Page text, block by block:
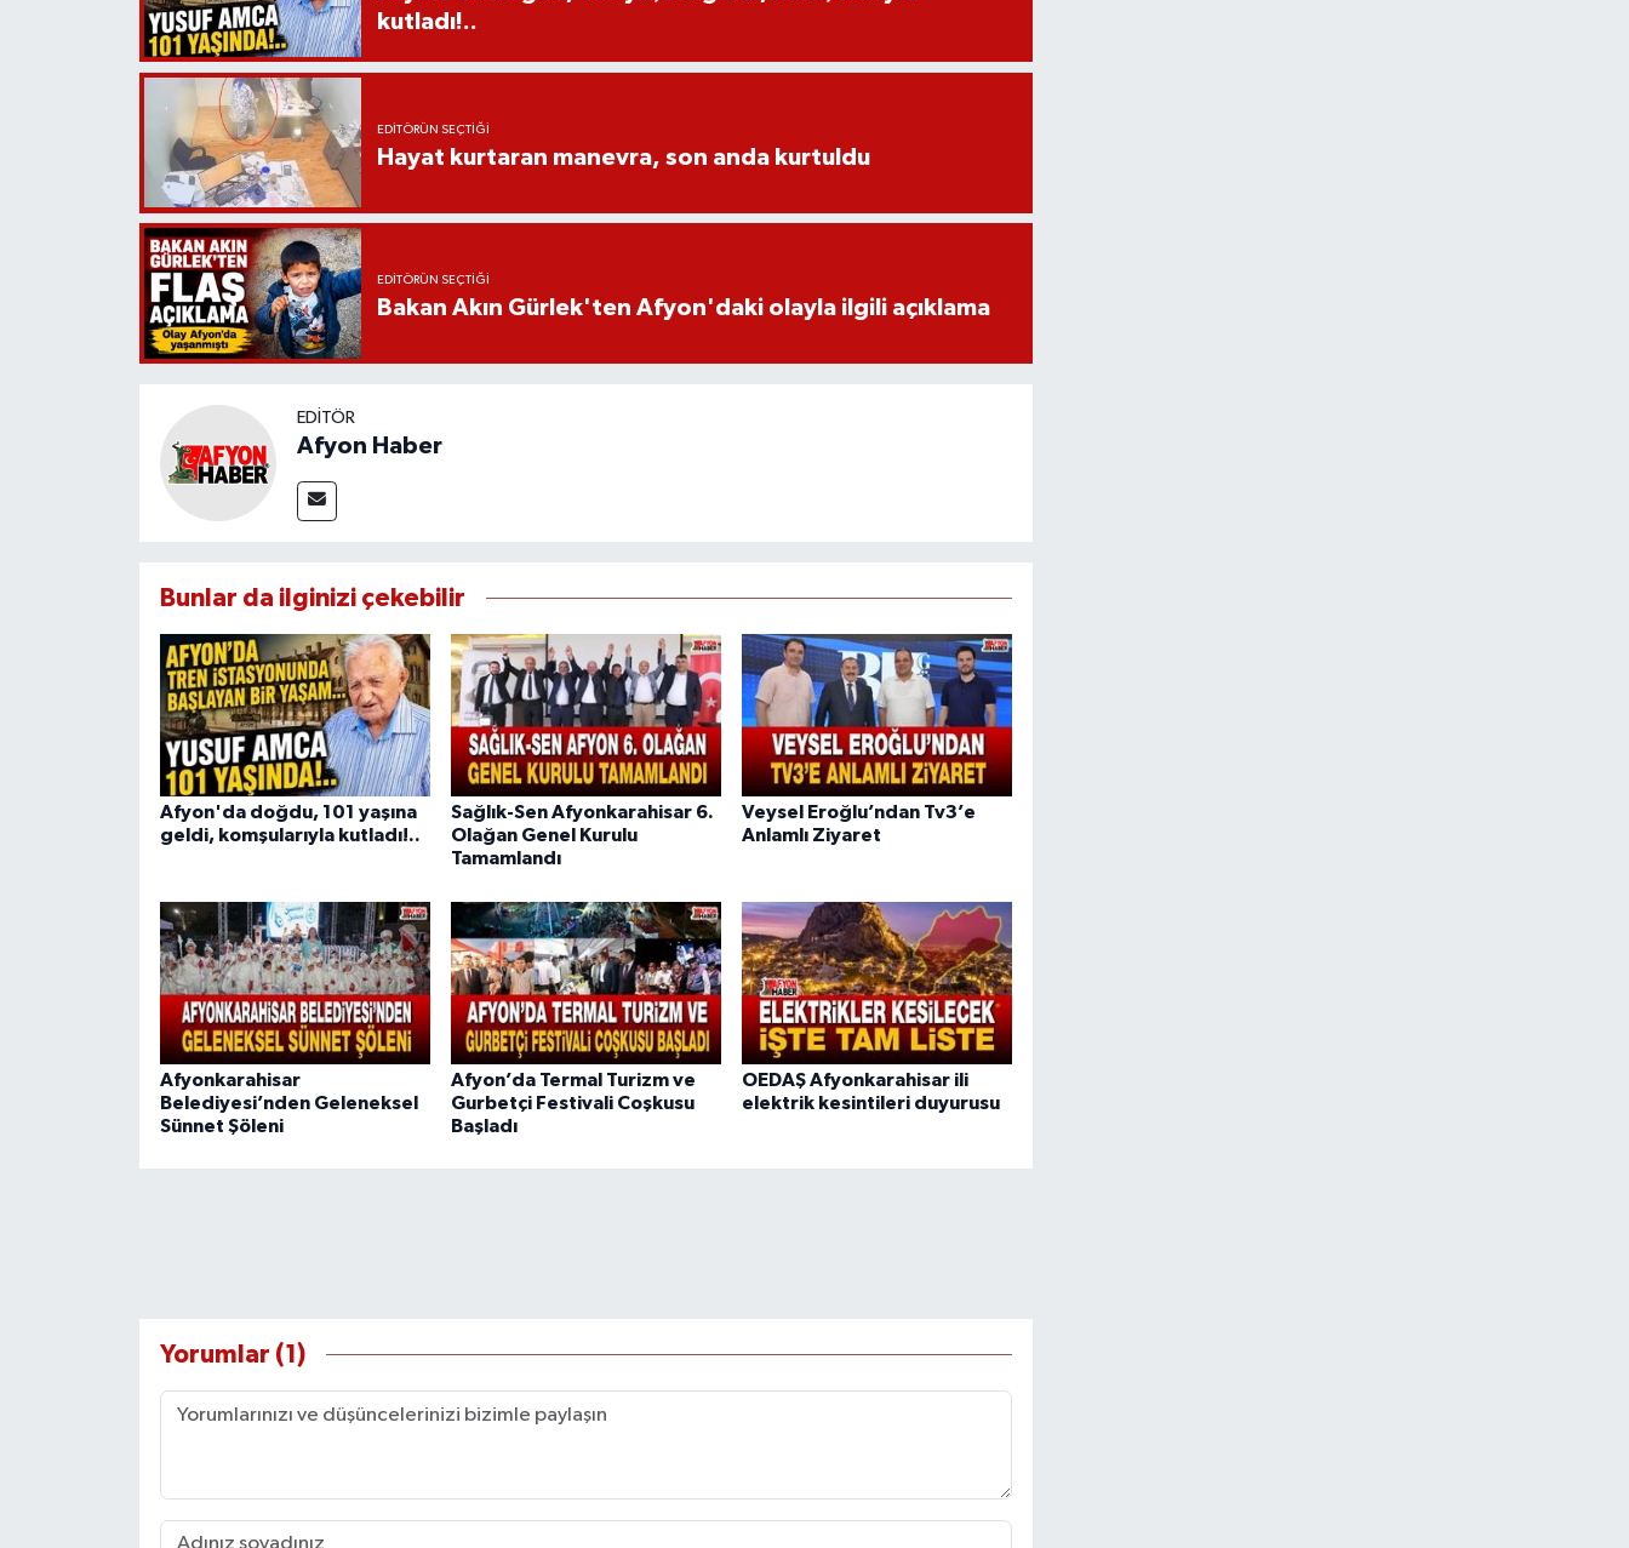
kutladı!..
EDITÖRÜN SEÇTIĞI
Hayat kurtaran manevra, son anda kurtuldu
EDITÖRÜN SEÇTIĞI
Bakan Akın Gürlek'ten Afyon'daki olayla ilgili açıklama
EDITÖR
Afyon Haber
Bunlar da ilginizi çekebilir
Afyon'da doğdu, 101 yaşına
geldi, komşularıyla kutladı!..
Sağlık-Sen Afyonkarahisar 6.
Olağan Genel Kurulu
Tamamlandı
Veysel Eroğlu’ndan Tv3’e
Anlamlı Ziyaret
Afyonkarahisar
Belediyesi’nden Geleneksel
Sünnet Şöleni
Afyon’da Termal Turizm ve
Gurbetçi Festivali Coşkusu
Başladı
OEDAŞ Afyonkarahisar ili
elektrik kesintileri duyurusu
Yorumlar (1)